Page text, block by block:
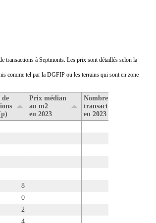
transactions à Septmonts. Les prix sont détaillés selon la
comme tel par la DGFIP ou les terrains qui sont en zone
de
Prix médian
au m2
en 2023
Nombre de
transactions
en 2023
8
0
2
4